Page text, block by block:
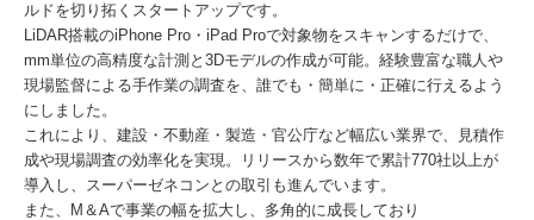
ルドを切り拓くスタートアップです。
LiDAR搭載のiPhone Pro・iPad Proで対象物をスキャンするだけで、
mm単位の高精度な計測と3Dモデルの作成が可能。経験豊富な職人や
現場監督による手作業の調査を、誰でも・簡単に・正確に行えるよう
にしました。
これにより、建設・不動産・製造・官公庁など幅広い業界で、見積作
成や現場調査の効率化を実現。リリースから数年で累計770社以上が
導入し、スーパーゼネコンとの取引も進んでいます。
また、M＆Aで事業の幅を拡大し、多角的に成長しており